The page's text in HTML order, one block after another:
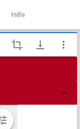
Hilfe